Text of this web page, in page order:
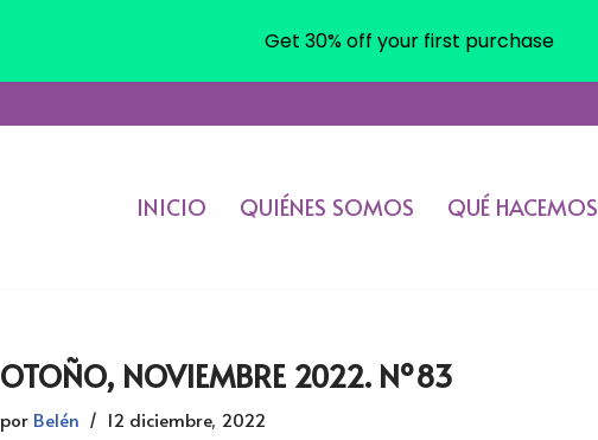
INICIO QUIÉNES SOMOS QUÉ HACEMOS
OTOÑO, NOVIEMBRE 2022. Nº83
por Belén 12 diciembre, 2022
Get 30% off your first purchase